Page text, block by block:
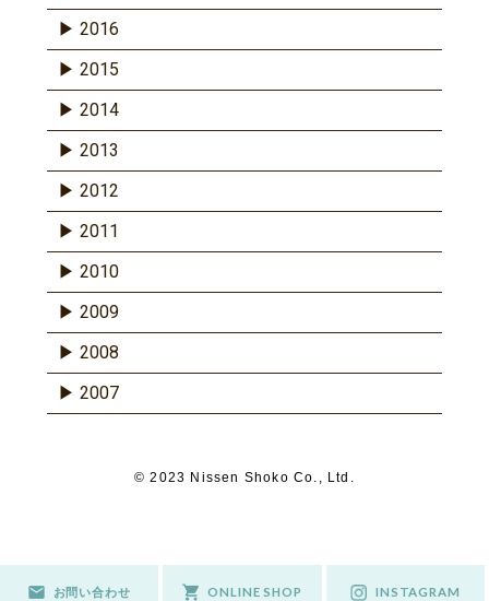
2016
2015
2014
2013
2012
2011
2010
2009
2008
2007
© 2023 Nissen Shoko Co., Ltd.
お問い合わせ ONLINE SHOP INSTAGRAM